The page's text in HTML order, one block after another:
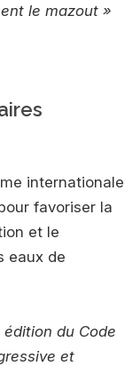
le mazout »
internationale
favoriser la
et le
eaux de
du Code
et